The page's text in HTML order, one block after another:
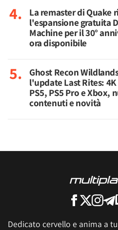
La remaster di Quake
l'espansione gratuita
Machine per il 30°
ora disponibile
Ghost Recon
l'update Last Rites: 4K
PS5, PS5 Pro e Xbox,
contenuti e novità
Dedicato cervello e anima a